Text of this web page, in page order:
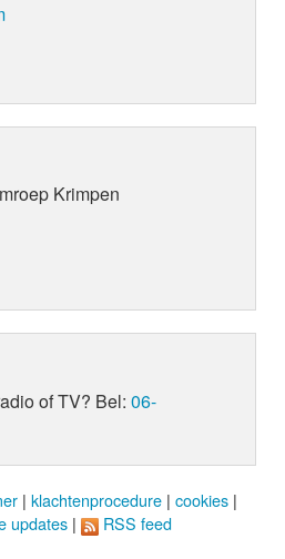
Krimpen
of TV? Bel:06-
| klachtenprocedure | cookies |
updates | RSS feed